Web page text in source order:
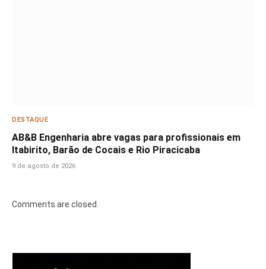
DESTAQUE
AB&B Engenharia abre vagas para profissionais em
Itabirito, Barão de Cocais e Rio Piracicaba
9 de agosto de 2026
Comments are closed.